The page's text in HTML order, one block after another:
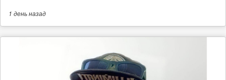
1 деньназад